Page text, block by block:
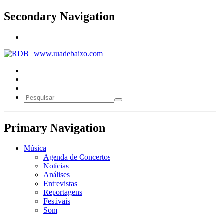
Secondary Navigation
Primary Navigation
Música
Agenda de Concertos
Notícias
Análises
Entrevistas
Reportagens
Festivais
Som